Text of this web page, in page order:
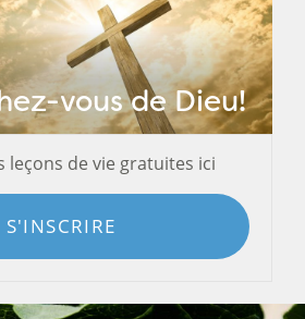
vous de Dieu!
leçons de vie gratuites ici
S'INSCRIRE